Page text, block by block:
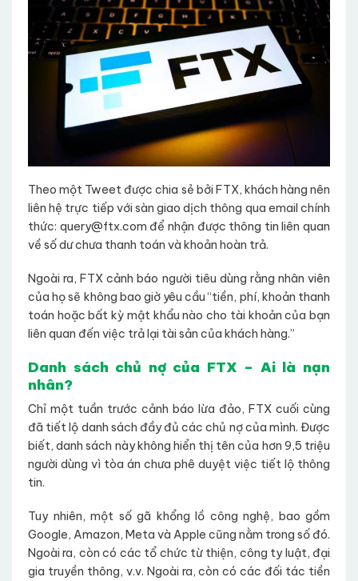
Theo một Tweet được chia sẻ bởi FTX, khách hàng nên
liên hệ trực tiếp với sàn giao dịch thông qua email chính
thức: query@ftx.com để nhận được thông tin liên quan
về số dư chưa thanh toán và khoản hoàn trả.
Ngoài ra, FTX cảnh báo người tiêu dùng rằng nhân viên
của họ sẽ không bao giờ yêu cầu “tiền, phí, khoản thanh
toán hoặc bất kỳ mật khẩu nào cho tài khoản của bạn
liên quan đến việc trả lại tài sản của khách hàng.”
Danh sách chủ nợ của FTX – Ai là nạn
nhân?
Chỉ một tuần trước cảnh báo lừa đảo, FTX cuối cùng
đã tiết lộ danh sách đầy đủ các chủ nợ của mình. Được
biết, danh sách này không hiển thị tên của hơn 9,5 triệu
người dùng vì tòa án chưa phê duyệt việc tiết lộ thông
tin.
Tuy nhiên, một số gã khổng lồ công nghệ, bao gồm
Google, Amazon, Meta và Apple cũng nằm trong số đó.
Ngoài ra, còn có các tổ chức từ thiện, công ty luật, đại
gia truyền thông, v.v. Ngoài ra, còn có các đối tác tiền